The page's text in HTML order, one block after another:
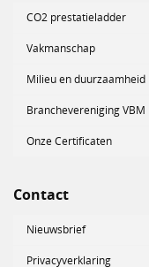
CO2 prestatieladder
Vakmanschap
Milieu en duurzaamheid
Branchevereniging VBM
Onze Certificaten
Contact
Nieuwsbrief
Privacyverklaring